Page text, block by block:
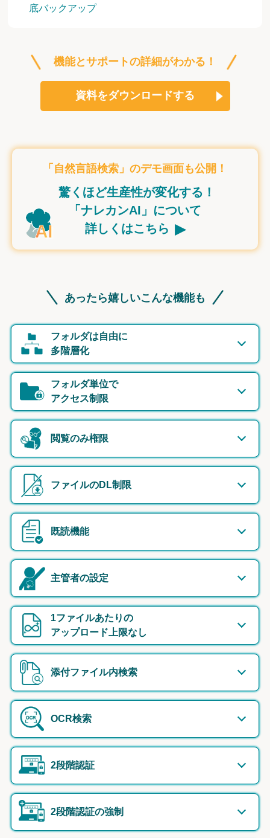
底バックアップ
機能とサポートの詳細がわかる！
資料をダウンロードする
「自然言語検索」のデモ画面も公開！
驚くほど生産性が変化する！
「ナレカンAI」について
詳しくはこちら ▸
あったら嬉しいこんな機能も
フォルダは自由に
多階層化
フォルダ単位で
アクセス制限
閲覧のみ権限
ファイルのDL制限
既読機能
主管者の設定
1ファイルあたりの
アップロード上限なし
添付ファイル内検索
OCR検索
2段階認証
2段階認証の強制